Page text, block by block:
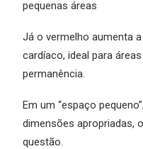
Já o vermelho aumenta
cardíaco, ideal para
permanência.
Em um “espaço
dimensões apropriadas,
questão.